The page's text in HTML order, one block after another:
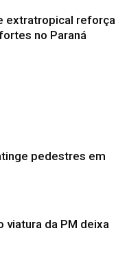
extratropical reforça
no Paraná
pedestres em
viatura da PM deixa